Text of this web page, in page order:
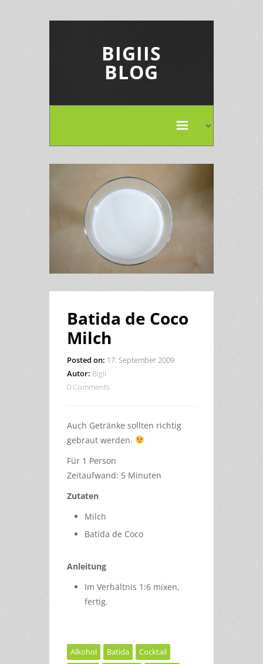
BIGIIS
BLOG
Batida de Coco
Milch
Posted on: 17. September 2009
Autor: Bigii
0 Comments
Auch Getränke sollten richtig
gebraut werden.
Für 1 Person
Zeitaufwand: 5 Minuten
Zutaten
Milch
Batida de Coco
Anleitung
Im Verhältnis 1:6 mixen,
fertig.
Alkohol Batida
Cocktail